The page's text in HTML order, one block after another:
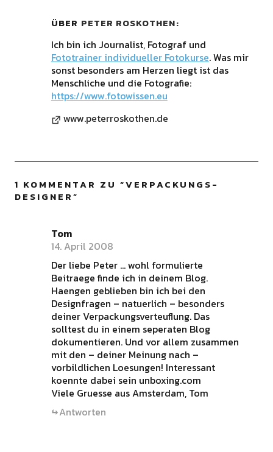
ÜBER PETER ROSKOTHEN
Ich bin ich Journalist, Fotograf und
Fototrainer individueller Fotokurse. Was mir
sonst besonders am Herzen liegt ist das
Menschliche und die Fotografie:
https://www.fotowissen.eu
www.peterroskothen.de
1 KOMMENTAR ZU “VERPACKUNGS-
DESIGNER”
Tom
14. April 2008
Der liebe Peter … wohl formulierte
Beitraege finde ich in deinem Blog.
Haengen geblieben bin ich bei den
Designfragen – natuerlich – besonders
deiner Verpackungsverteuflung. Das
solltest du in einem seperaten Blog
dokumentieren. Und vor allem zusammen
mit den – deiner Meinung nach –
vorbildlichen Loesungen! Interessant
koennte dabei sein unboxing.com
Viele Gruesse aus Amsterdam, Tom
Antworten